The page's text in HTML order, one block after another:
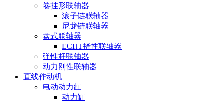
卷挂形联轴器
滚子链联轴器
尼龙链联轴器
盘式联轴器
ECHT挠性联轴器
弹性杆联轴器
动力刚性联轴器
直线作动机
电动动力缸
动力缸